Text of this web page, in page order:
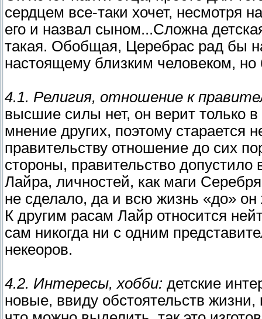
сердцем все-таки хочет, несмотря
его и назвал сыном...Сложна
такая. Обобщая, Церебрас рад бы
настоящему близким человеком, но
4.1. Религия, отношение к
высшие силы нет, он верит только
мнение других, поэтому старается
правительству отношение до сих
стороны, правительство
Лайра, личностей, как маги
не сделало, да и всю жизнь «до»
К другим расам Лайр относится
сам никогда ни с одним
некеоров.
4.2. Интересы, хобби: детские
новые, ввиду обстоятельств